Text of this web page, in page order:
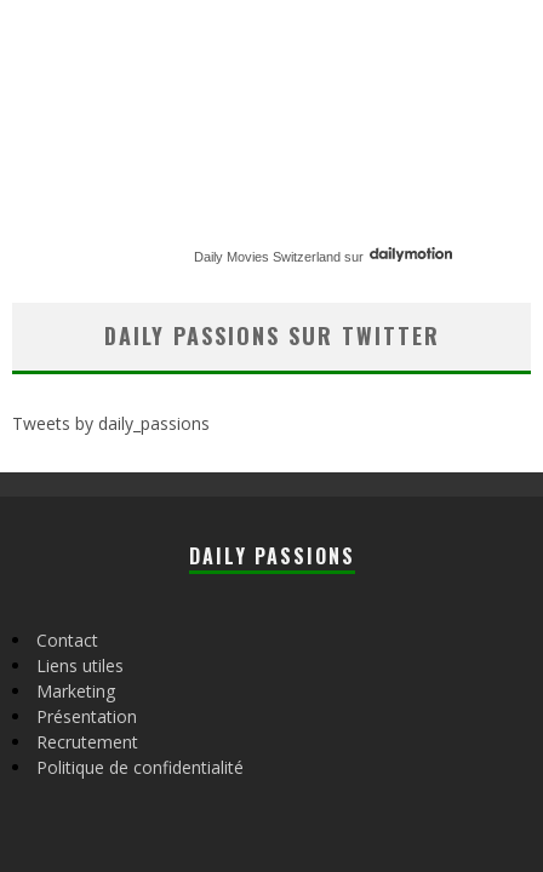
Daily Movies Switzerland sur
DAILY PASSIONS SUR TWITTER
Tweets by daily_passions
DAILY PASSIONS
Contact
Liens utiles
Marketing
Présentation
Recrutement
Politique de confidentialité